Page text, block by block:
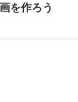
を作ろう